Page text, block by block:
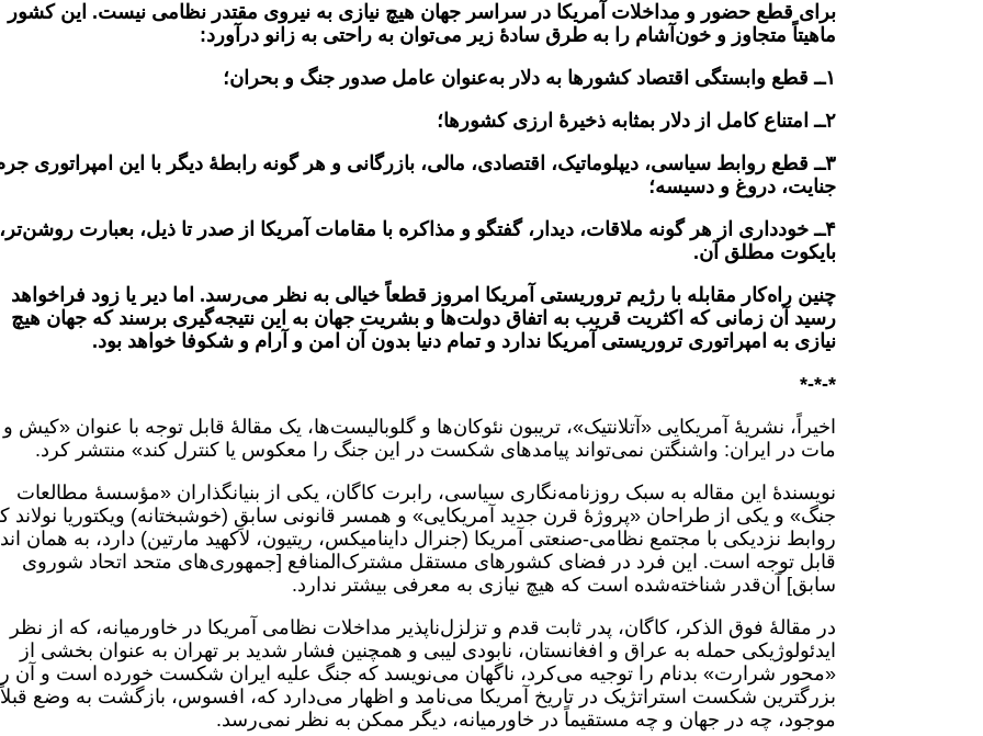
برای قطع حضور و مداخلات آمریکا در سراسر جهان هیچ نیازی به نیروی مقتدر نظامی نیست. این کشور
ماهیتاً متجاوز و خون‌آشام را به طرق سادۀ زیر می‌توان به راحتی به زانو درآورد:
١ــ قطع وابستگی اقتصاد کشورها به دلار به‌عنوان عامل صدور جنگ و بحران؛
٢ــ امتناع کامل از دلار بمثابه ذخیرۀ ارزی کشورها؛
٣ــ قطع روابط سیاسی، دیپلوماتیک، اقتصادی، مالی، بازرگانی و هر گونه رابطۀ دیگر با این امپراتوری
جنایت، دروغ و دسیسه؛
۴ــ خودداری از هر گونه ملاقات، دیدار، گفتگو و مذاکره با مقامات آمریکا از صدر تا ذیل، بعبارت روشن‌تر،
بایکوت مطلق آن.
چنین راه‌کار مقابله با رژیم تروریستی آمریکا امروز قطعاً خیالی به نظر می‌رسد. اما دیر یا زود فراخواهد
رسید آن زمانی که اکثریت قریب به اتفاق دولت‌ها و بشریت جهان به این نتیجه‌گیری برسند که جهان هیچ
نیازی به امپراتوری تروریستی آمریکا ندارد و تمام دنیا بدون آن امن و آرام و شکوفا خواهد بود.
*-*-*
اخیراً، نشریۀ آمریکایی «آتلانتیک»، تریبون نئوکان‌ها و گلوبالیست‌ها، یک مقالۀ قابل توجه با عنوان «کیش و
مات در ایران: واشنگتن نمی‌تواند پیامدهای شکست در این جنگ را معکوس یا کنترل کند» منتشر کرد.
نویسندۀ این مقاله به سبک روزنامه‌نگاری سیاسی، رابرت کاگان، یکی از بنیانگذاران «مؤسسۀ مطالعات
جنگ» و یکی از طراحان «پروژۀ قرن جدید آمریکایی» و همسر قانونی سابقِ (خوشبختانه) ویکتوریا نولاند
روابط نزدیکی با مجتمع نظامی-صنعتی آمریکا (جنرال داینامیکس، ریتیون، لاکهید مارتین) دارد، به همان
قابل توجه است. این فرد در فضای کشورهای مستقل مشترک‌المنافع [جمهوری‌های متحد اتحاد شوروی
سابق] آن‌قدر شناخته‌شده است که هیچ نیازی به معرفی بیشتر ندارد.
در مقالۀ فوق الذکر، کاگان، پدر ثابت قدم و تزلزل‌ناپذیر مداخلات نظامی آمریکا در خاورمیانه، که از نظر
ایدئولوژیکی حمله به عراق و افغانستان، نابودی لیبی و همچنین فشار شدید بر تهران به عنوان بخشی از
«محور شرارت» بدنام را توجیه می‌کرد، ناگهان می‌نویسد که جنگ علیه ایران شکست خورده است و آن را
بزرگترین شکست استراتژیک در تاریخ آمریکا می‌نامد و اظهار می‌دارد که، افسوس، بازگشت به وضع قبلاً
موجود، چه در جهان و چه مستقیماً در خاورمیانه، دیگر ممکن به نظر نمی‌رسد.